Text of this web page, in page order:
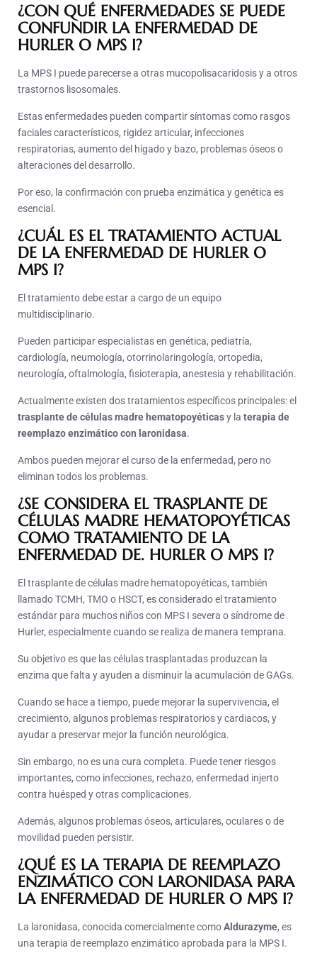
¿CON QUÉ ENFERMEDADES SE PUEDE
CONFUNDIR LA ENFERMEDAD DE
HURLER O MPS I?
La MPS I puede parecerse a otras mucopolisacaridosis y a otros
trastornos lisosomales.
Estas enfermedades pueden compartir síntomas como rasgos
faciales característicos, rigidez articular, infecciones
respiratorias, aumento del hígado y bazo, problemas óseos o
alteraciones del desarrollo.
Por eso, la confirmación con prueba enzimática y genética es
esencial.
¿CUÁL ES EL TRATAMIENTO ACTUAL
DE LA ENFERMEDAD DE HURLER O
MPS I?
El tratamiento debe estar a cargo de un equipo
multidisciplinario.
Pueden participar especialistas en genética, pediatría,
cardiología, neumología, otorrinolaringología, ortopedia,
neurología, oftalmología, fisioterapia, anestesia y rehabilitación.
Actualmente existen dos tratamientos específicos principales: el
trasplante de células madre hematopoyéticasy la terapia de
reemplazo enzimático con laronidasa.
Ambos pueden mejorar el curso de la enfermedad, pero no
eliminan todos los problemas.
¿SE CONSIDERA EL TRASPLANTE DE
CÉLULAS MADRE HEMATOPOYÉTICAS
COMO TRATAMIENTO DE LA
ENFERMEDAD DE. HURLER O MPS I?
El trasplante de células madre hematopoyéticas, también
llamado TCMH, TMO o HSCT, es considerado el tratamiento
estándar para muchos niños con MPS I severa o síndrome de
Hurler, especialmente cuando se realiza de manera temprana.
Su objetivo es que las células trasplantadas produzcan la
enzima que falta y ayuden a disminuir la acumulación de GAGs.
Cuando se hace a tiempo, puede mejorar la supervivencia, el
crecimiento, algunos problemas respiratorios y cardiacos, y
ayudar a preservar mejor la función neurológica.
Sin embargo, no es una cura completa. Puede tener riesgos
importantes, como infecciones, rechazo, enfermedad injerto
contra huésped y otras complicaciones.
Además, algunos problemas óseos, articulares, oculares o de
movilidad pueden persistir.
¿QUÉ ES LA TERAPIA DE REEMPLAZO
ENZIMÁTICO CON LARONIDASA PARA
LA ENFERMEDAD DE HURLER O MPS I?
La laronidasa, conocida comercialmente comoAldurazyme, es
una terapia de reemplazo enzimático aprobada para la MPS I.